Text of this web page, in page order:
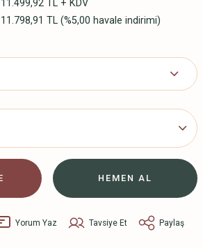
11.499,92 TL + KDV
11.798,91 TL (%5,00 havale indirimi)
HEMEN AL
Yorum Yaz Tavsiye Et Paylaş